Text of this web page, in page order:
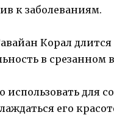
к заболеваниям.
Корал
в срезанном
использовать для
его